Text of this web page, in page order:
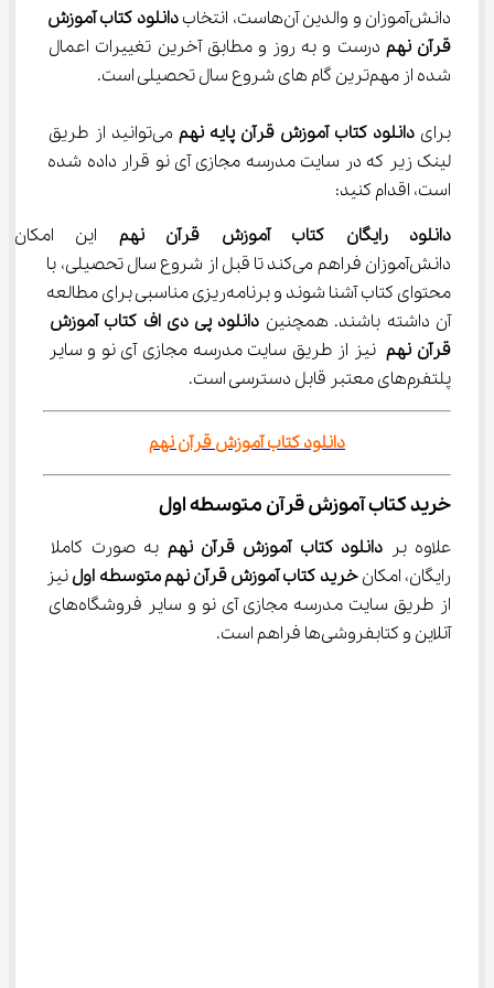
دانش‌آموزان و والدین آن‌هاست، انتخاب
دانلود کتاب آموزش
قرآن نهم درست و به روز و مطابق آخرین تغییرات اعمال
شده از مهم‌ترین گام های شروع سال تحصیلی است.
برای دانلود کتاب آموزش قرآن پایه نهم
می‌توانید از طریق
لینک زیر که در سایت مدرسه مجازی آی نو قرار داده شده
است، اقدام کنید:
دانلود رایگان کتاب آموزش قرآن نهم این امکان
دانش‌آموزان فراهم می‌کند تا قبل از شروع سال تحصیلی، با
محتوای کتاب آشنا شوند و برنامه‌ریزی مناسبی برای مطالعه
آن داشته باشند. همچنین دانلود پی دی اف کتاب آموزش
قرآن نهم نیز از طریق سایت مدرسه مجازی آی نو و سایر
پلتفرم‌های معتبر قابل دسترسی است.
دانلود کتاب آموزش قرآن نهم
خرید کتاب آموزش قرآن متوسطه اول
علاوه بر دانلود کتاب آموزش قرآن نهم به صورت کاملا
رایگان، امکان خرید کتاب آموزش قرآن نهم متوسطه اول نیز
از طریق سایت مدرسه مجازی آی نو و سایر فروشگاه‌های
آنلاین و کتابفروشی‌ها فراهم است.